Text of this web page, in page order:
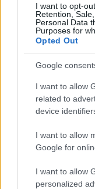
I want to opt-
Retention,
Personal Data
Purposes for
Opted Out
Google
I want to allow
related to
device
I want to allow
Google for
I want to allow
personalized